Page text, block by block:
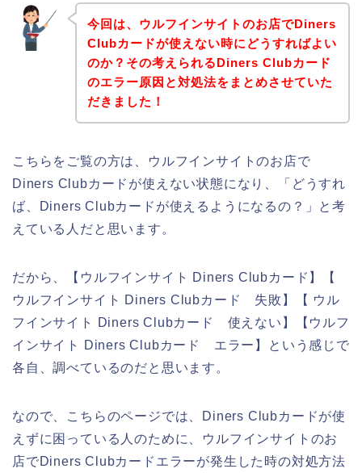
今回は、ウルフインサイトのお店でDiners
Clubカードが使えない時にどうすればよい
のか？その考えられるDiners Clubカード
のエラー原因と対処法をまとめさせていた
だきました！
こちらをご覧の方は、ウルフインサイトのお店で
Diners Clubカードが使えない状態になり、「どうすれ
ば、Diners Clubカードが使えるようになるの？」と考
えている人だと思います。
だから、【ウルフインサイト Diners Clubカード】【
ウルフインサイト Diners Clubカード 失敗】【 ウル
フインサイト Diners Clubカード 使えない】【ウルフ
インサイト Diners Clubカード エラー】という感じで
各自、調べているのだと思います。
なので、こちらのページでは、Diners Clubカードが使
えずに困っている人のために、ウルフインサイトのお
店でDiners Clubカードエラーが発生した時の対処方法